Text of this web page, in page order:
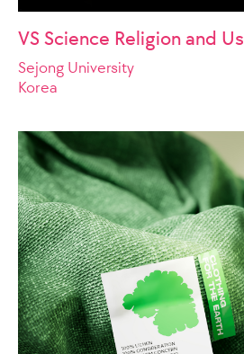
VS Science Religion and Us
Sejong University
Korea